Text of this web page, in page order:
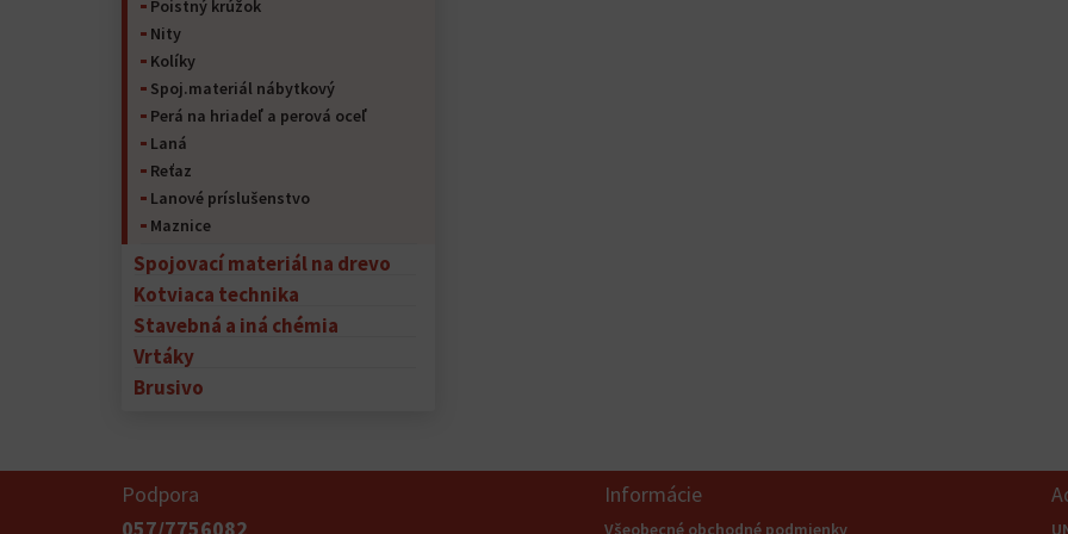
Poistný krúžok
Nity
Kolíky
Spoj.materiál nábytkový
Perá na hriadeľ a perová oceľ
Laná
Reťaz
Lanové príslušenstvo
Maznice
Spojovací materiál na drevo
Kotviaca technika
Stavebná a iná chémia
Vrtáky
Brusivo
Podpora
Informácie
Všeobecné obchodné podmienky